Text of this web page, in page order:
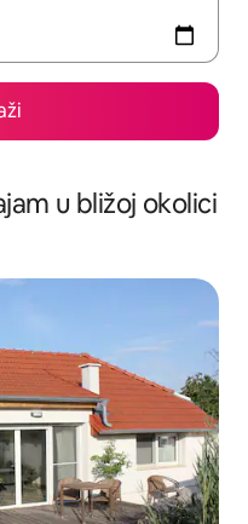
u bližoj okolici